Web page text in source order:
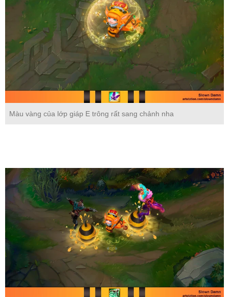
Màu vàng của lớp giáp E trông rất sang chảnh nha